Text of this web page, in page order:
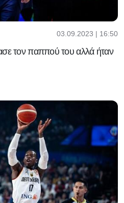
03.09.2023 | 16:50
τον παππού του αλλά ήταν